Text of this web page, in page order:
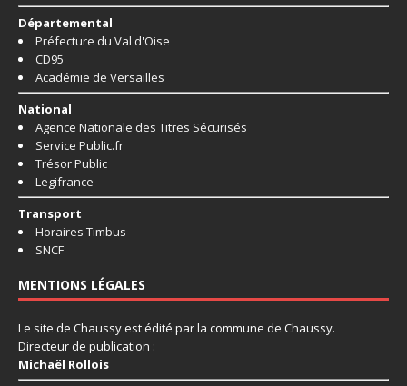
Départemental
Préfecture du Val d'Oise
CD95
Académie de Versailles
National
Agence Nationale des Titres Sécurisés
Service Public.fr
Trésor Public
Legifrance
Transport
Horaires Timbus
SNCF
MENTIONS LÉGALES
Le site de Chaussy est édité par la commune de Chaussy.
Directeur de publication :
Michaël Rollois